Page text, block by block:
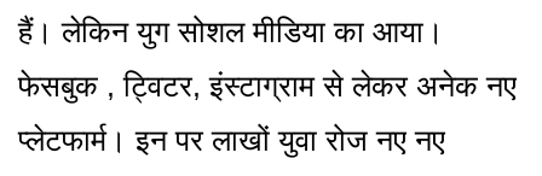
हैं। लेकिन युग सोशल मीडिया का आया।
फेसबुक , ट्विटर, इंस्टाग्राम से लेकर अनेक नए
प्लेटफार्म। इन पर लाखों युवा रोज नए नए